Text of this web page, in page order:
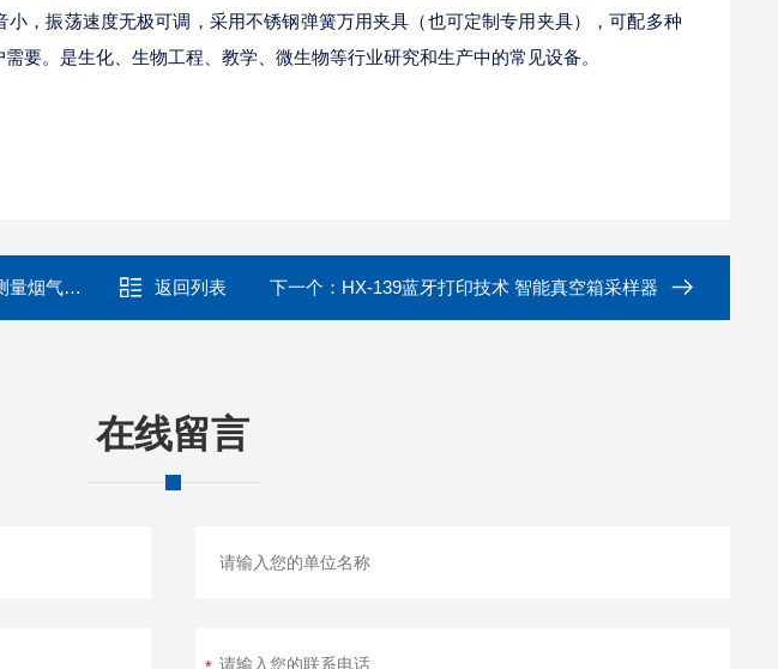
小，振荡速度无极可调，采用不锈钢弹簧万用夹具（也可定制专用夹具），可配多种
要。是生化、生物工程、教学、微生物等行业研究和生产中的常见设备。
气流速 返回列表 下一个： HX-139蓝牙打印技术 智能真空箱采样器
在线留言